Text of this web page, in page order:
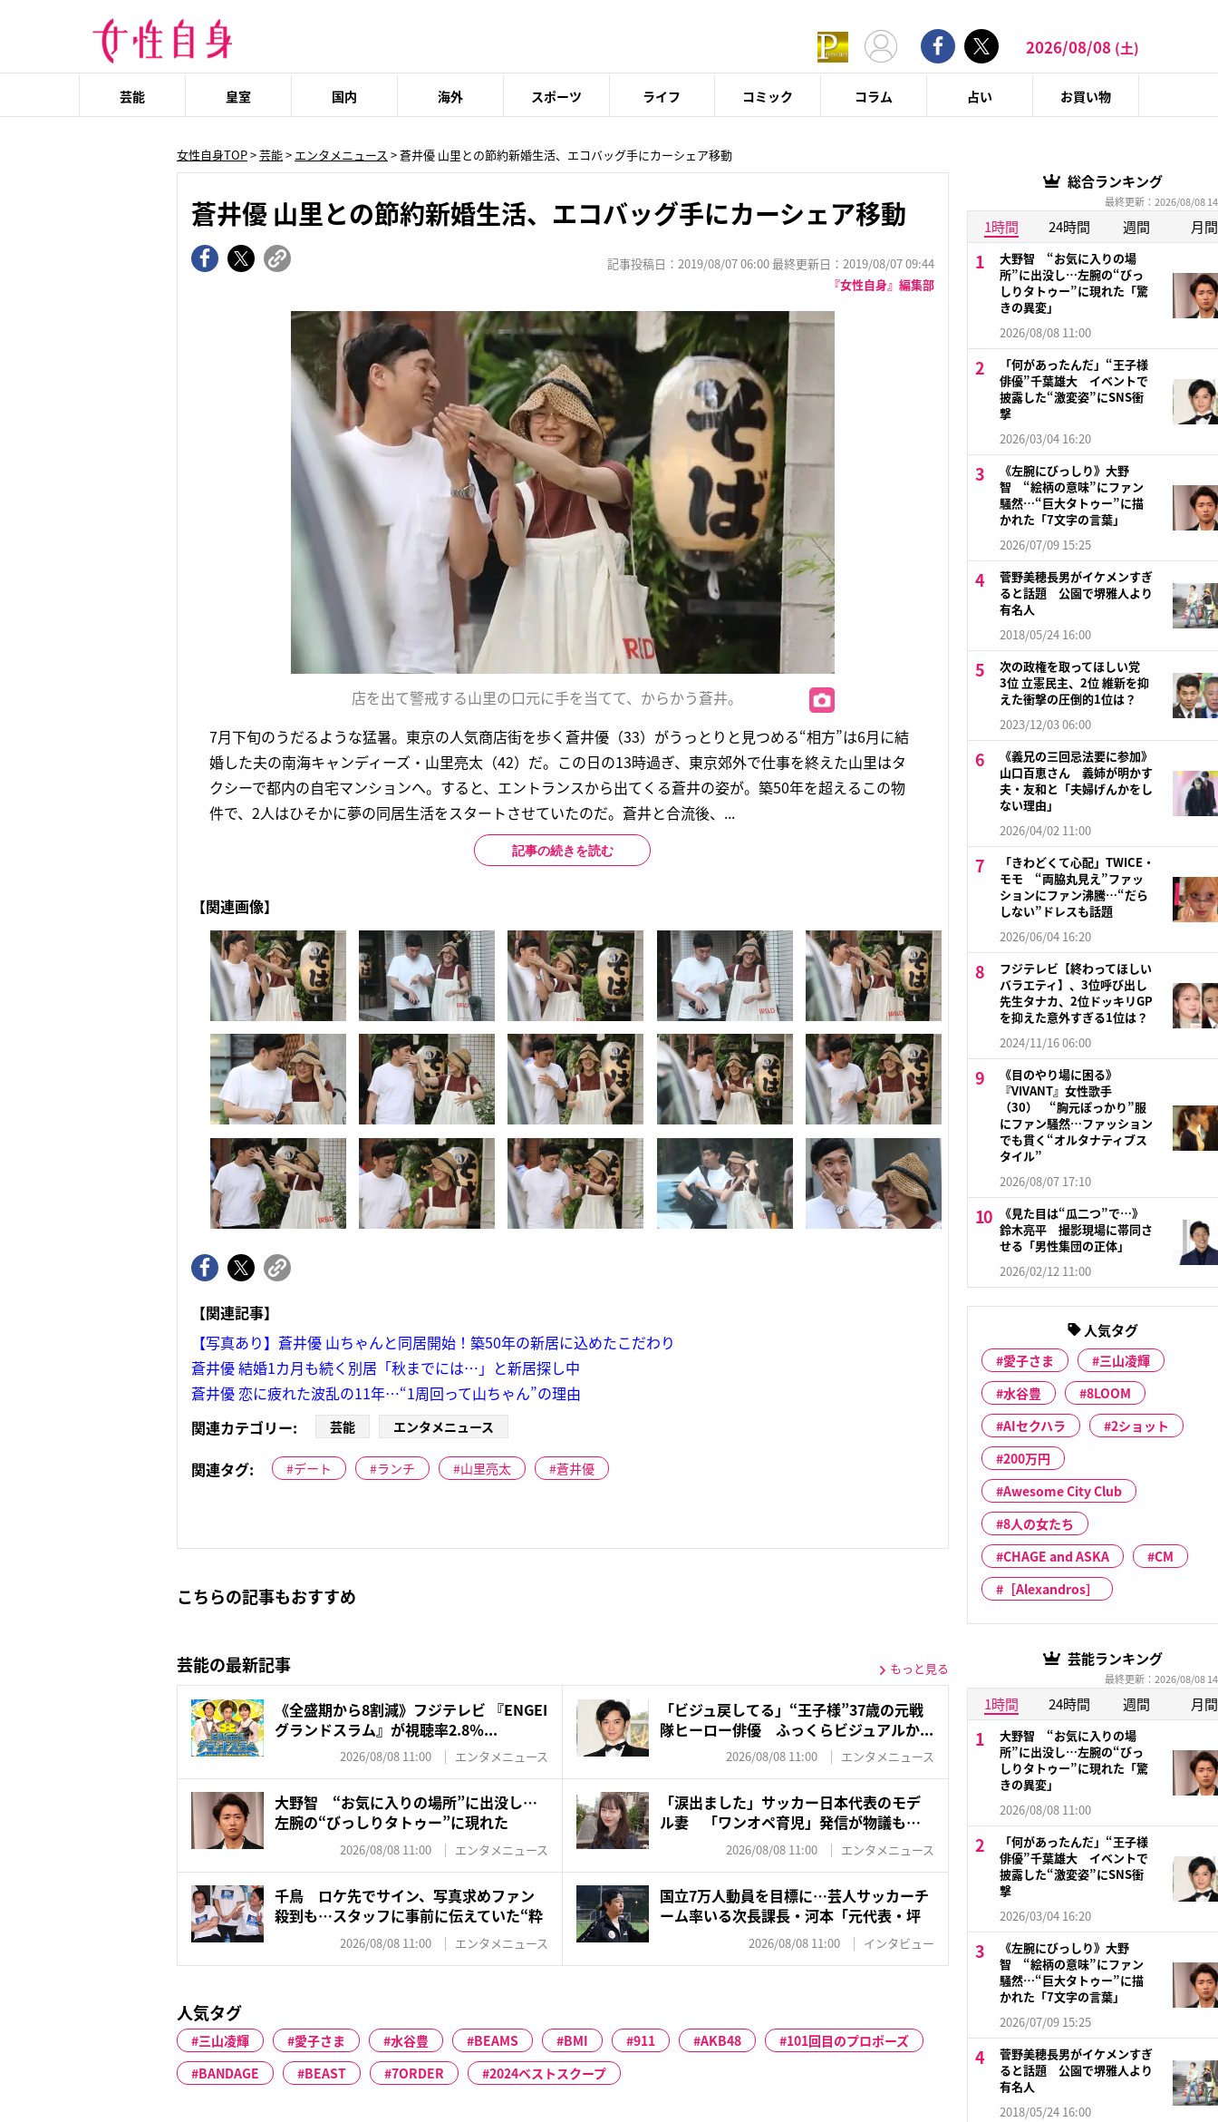
2026/08/08 (土)
芸能 皇室 国内 海外 スポーツ ライフ コミック コラム 占い お買い物
女性自身TOP>芸能> エンタメニュース > 蒼井優 山里との節約新婚生活、エコバッグ手にカーシェア移動
蒼井優 山里との節約新婚生活、エコバッグ手にカーシェア移動
記事投稿日：2019/08/07 06:00 最終更新日：2019/08/07 09:44
『女性自身』編集部
店を出て警戒する山里の口元に手を当てて、からかう蒼井。
7月下旬のうだるような猛暑。東京の人気商店街を歩く蒼井優（33）がうっとりと見つめる“相方”は6月に結
婚した夫の南海キャンディーズ・山里亮太（42）だ。この日の13時過ぎ、東京郊外で仕事を終えた山里はタ
クシーで都内の自宅マンションへ。すると、エントランスから出てくる蒼井の姿が。築50年を超えるこの物
件で、2人はひそかに夢の同居生活をスタートさせていたのだ。蒼井と合流後、...
記事の続きを読む
【関連画像】
【関連記事】
【写真あり】蒼井優 山ちゃんと同居開始！築50年の新居に込めたこだわり
蒼井優 結婚1カ月も続く別居「秋までには…」と新居探し中
蒼井優 恋に疲れた波乱の11年…“1周回って山ちゃん”の理由
関連カテゴリー:
芸能 エンタメニュース
関連タグ: デート ランチ 山里亮太 蒼井優
こちらの記事もおすすめ
芸能の最新記事 もっと見る
《全盛期から8割減》フジテレビ 『ENGEI
グランドスラム』が視聴率2.8％...
2026/08/08 11:00 エンタメニュース
「ビジュ戻してる」“王子様”37歳の元戦
隊ヒーロー俳優 ふっくらビジュアルか...
2026/08/08 11:00 エンタメニュース
大野智 “お気に入りの場所”に出没し…
左腕の“びっしりタトゥー”に現れた
2026/08/08 11:00 エンタメニュース
「涙出ました」サッカー日本代表のモデ
ル妻 「ワンオペ育児」発信が物議も…
2026/08/08 11:00 エンタメニュース
千鳥 ロケ先でサイン、写真求めファン
殺到も…スタッフに事前に伝えていた“粋
2026/08/08 11:00 エンタメニュース
国立7万人動員を目標に…芸人サッカーチ
ーム率いる次長課長・河本「元代表・坪
2026/08/08 11:00 インタビュー
人気タグ
三山凌輝 愛子さま 水谷豊 BEAMS BMI 911 AKB48
101回目のプロポーズ
BANDAGE
BEAST 7ORDER 2024ベストスクープ
総合ランキング
最終更新：2026/08/08
1時間 24時間 週間 月間
大野智 “お気に入りの場
所”に出没し…左腕の“びっ
しりタトゥー”に現れた「驚
きの異変」
2026/08/08 11:00
「何があったんだ」“王子様
俳優”千葉雄大 イベントで
披露した“激変姿”にSNS衝
撃
2026/03/04 16:20
《左腕にびっしり》大野
智 “絵柄の意味”にファン
騒然…“巨大タトゥー”に描
かれた「7文字の言葉」
2026/07/09 15:25
菅野美穂長男がイケメンすぎ
ると話題 公園で堺雅人より
有名人
2018/05/24 16:00
次の政権を取ってほしい党
3位 立憲民主、2位 維新を抑
えた衝撃の圧倒的1位は？
2023/12/03 06:00
《義兄の三回忌法要に参加》
山口百恵さん 義姉が明かす
夫・友和と「夫婦げんかをし
ない理由」
2026/04/02 11:00
「きわどくて心配」TWICE・
モモ “両脇丸見え”ファッ
ションにファン沸騰…“だら
しない”ドレスも話題
2026/06/04 16:20
フジテレビ【終わってほしい
バラエティ】、3位呼び出し
先生タナカ、2位ドッキリGP
を抑えた意外すぎる1位は？
2024/11/16 06:00
《目のやり場に困る》
『VIVANT』女性歌手
（30） “胸元ぽっかり”服
にファン騒然…ファッション
でも貫く“オルタナティブス
タイル”
2026/08/07 17:10
《見た目は“瓜二つ”で…》
鈴木亮平 撮影現場に帯同さ
せる「男性集団の正体」
2026/02/12 11:00
人気タグ
愛子さま
三山凌輝
水谷豊
8LOOM
AIセクハラ
2ショット
200万円
Awesome City Club
8人の女たち
CHAGE and ASKA
CM
［Alexandros］
芸能ランキング
最終更新：2026/08/08
1時間 24時間 週間 月間
大野智 “お気に入りの場
所”に出没し…左腕の“びっ
しりタトゥー”に現れた「驚
きの異変」
2026/08/08 11:00
「何があったんだ」“王子様
俳優”千葉雄大 イベントで
披露した“激変姿”にSNS衝
撃
2026/03/04 16:20
《左腕にびっしり》大野
智 “絵柄の意味”にファン
騒然…“巨大タトゥー”に描
かれた「7文字の言葉」
2026/07/09 15:25
菅野美穂長男がイケメンすぎ
ると話題 公園で堺雅人より
有名人
2018/05/24 16:00